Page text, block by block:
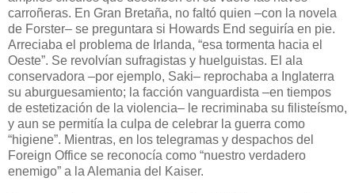
carroñeras. En Gran Bretaña, no faltó quien –con la novela
de Forster– se preguntara si Howards End seguiría en pie.
Arreciaba el problema de Irlanda, “esa tormenta hacia el
Oeste”. Se revolvían sufragistas y huelguistas. El ala
conservadora –por ejemplo, Saki– reprochaba a Inglaterra
su aburguesamiento; la facción vanguardista –en tiempos
de estetización de la violencia– le recriminaba su filisteísmo,
y aun se permitía la culpa de celebrar la guerra como
“higiene”. Mientras, en los telegramas y despachos del
Foreign Office se reconocía como “nuestro verdadero
enemigo” a la Alemania del Kaiser.